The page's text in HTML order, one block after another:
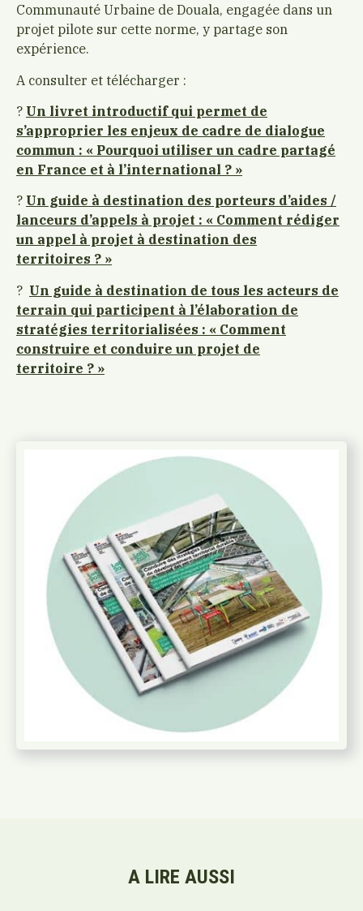
Communauté Urbaine de Douala, engagée dans un
projet pilote sur cette norme, y partage son
expérience.
A consulter et télécharger :
? Un livret introductif qui permet de
s’approprier les enjeux de cadre de dialogue
commun : « Pourquoi utiliser un cadre partagé
en France et à l’international ? »
? Un guide à destination des porteurs d’aides /
lanceurs d’appels à projet : « Comment rédiger
un appel à projet à destination des
territoires ? »
? Un guide à destination de tous les acteurs de
terrain qui participent à l’élaboration de
stratégies territorialisées : « Comment
construire et conduire un projet de
territoire ? »
A LIRE AUSSI